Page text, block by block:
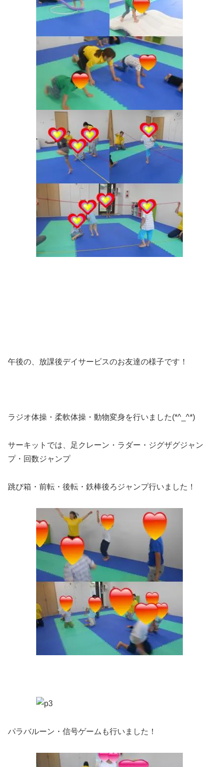
午後の、放課後デイサービスのお友達の様子です！
ラジオ体操・柔軟体操・動物変身を行いました(*^_^*)
サーキットでは、足クレーン・ラダー・ジグザグジャン
プ・回数ジャンプ
跳び箱・前転・後転・鉄棒後ろジャンプ行いました！
パラバルーン・信号ゲームも行いました！